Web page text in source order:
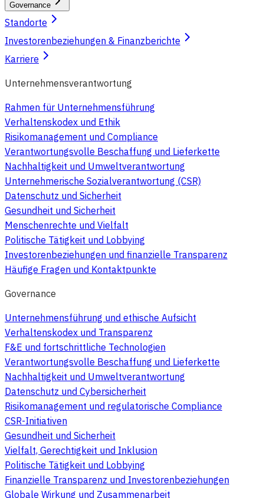
Governance
Standorte
Investorenbeziehungen & Finanzberichte
Karriere
Unternehmensverantwortung
Rahmen für Unternehmensführung
Verhaltenskodex und Ethik
Risikomanagement und Compliance
Verantwortungsvolle Beschaffung und Lieferkette
Nachhaltigkeit und Umweltverantwortung
Unternehmerische Sozialverantwortung (CSR)
Datenschutz und Sicherheit
Gesundheit und Sicherheit
Menschenrechte und Vielfalt
Politische Tätigkeit und Lobbying
Investorenbeziehungen und finanzielle Transparenz
Häufige Fragen und Kontaktpunkte
Governance
Unternehmensführung und ethische Aufsicht
Verhaltenskodex und Transparenz
F&E und fortschrittliche Technologien
Verantwortungsvolle Beschaffung und Lieferkette
Nachhaltigkeit und Umweltverantwortung
Datenschutz und Cybersicherheit
Risikomanagement und regulatorische Compliance
CSR-Initiativen
Gesundheit und Sicherheit
Vielfalt, Gerechtigkeit und Inklusion
Politische Tätigkeit und Lobbying
Finanzielle Transparenz und Investorenbeziehungen
Globale Wirkung und Zusammenarbeit